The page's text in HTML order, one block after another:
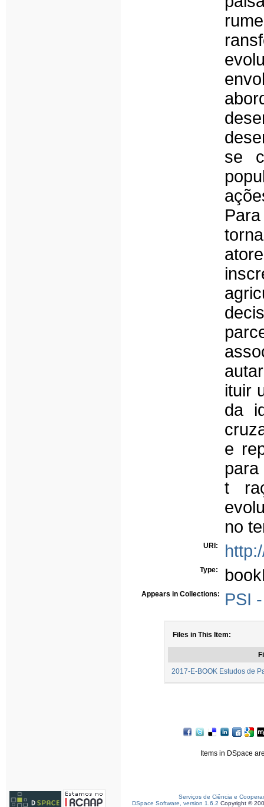
se
ituir
da
e
para
t
no
URI:
Type:
Appears in Collections: PSI
Files in This Item:
2017-E-BOOK Estudos de
Items in DSpace
Serviços de Ciência e
DSpace Software, version 1.6.2 Copyright ©